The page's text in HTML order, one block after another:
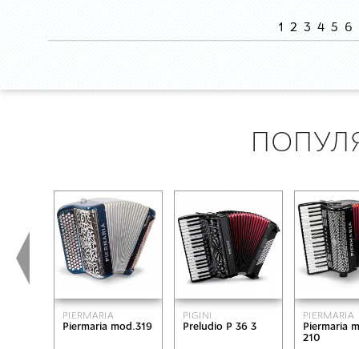
1 2 3 4 5 6
PIERMARIA
Piermaria mod.319
PIGINI
Preludio P 36 3
PIERMARIA
Piermaria
210